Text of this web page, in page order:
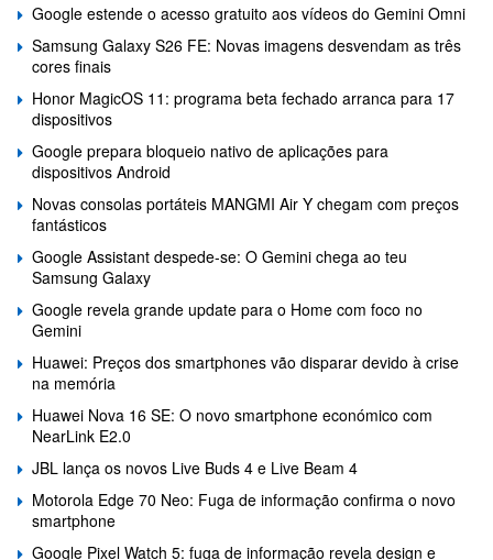
Google estende o acesso gratuito aos vídeos do Gemini Omni
Samsung Galaxy S26 FE: Novas imagens desvendam as três
cores finais
Honor MagicOS 11: programa beta fechado arranca para 17
dispositivos
Google prepara bloqueio nativo de aplicações para
dispositivos Android
Novas consolas portáteis MANGMI Air Y chegam com preços
fantásticos
Google Assistant despede-se: O Gemini chega ao teu
Samsung Galaxy
Google revela grande update para o Home com foco no
Gemini
Huawei: Preços dos smartphones vão disparar devido à crise
na memória
Huawei Nova 16 SE: O novo smartphone económico com
NearLink E2.0
JBL lança os novos Live Buds 4 e Live Beam 4
Motorola Edge 70 Neo: Fuga de informação confirma o novo
smartphone
Google Pixel Watch 5: fuga de informação revela design e